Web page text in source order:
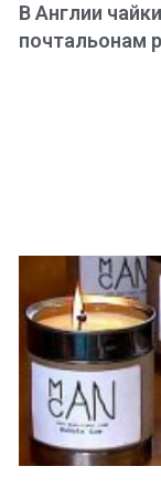
В Англии
почтальонам